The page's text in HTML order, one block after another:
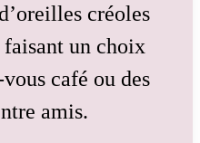
créoles
faisant un choix
café ou des
amis.